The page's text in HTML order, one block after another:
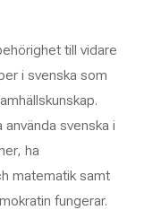
till vidare
i svenska som
svenska i
ha
matematik samt
fungerar.